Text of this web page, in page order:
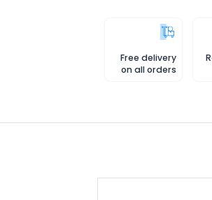
Free delivery
on all orders